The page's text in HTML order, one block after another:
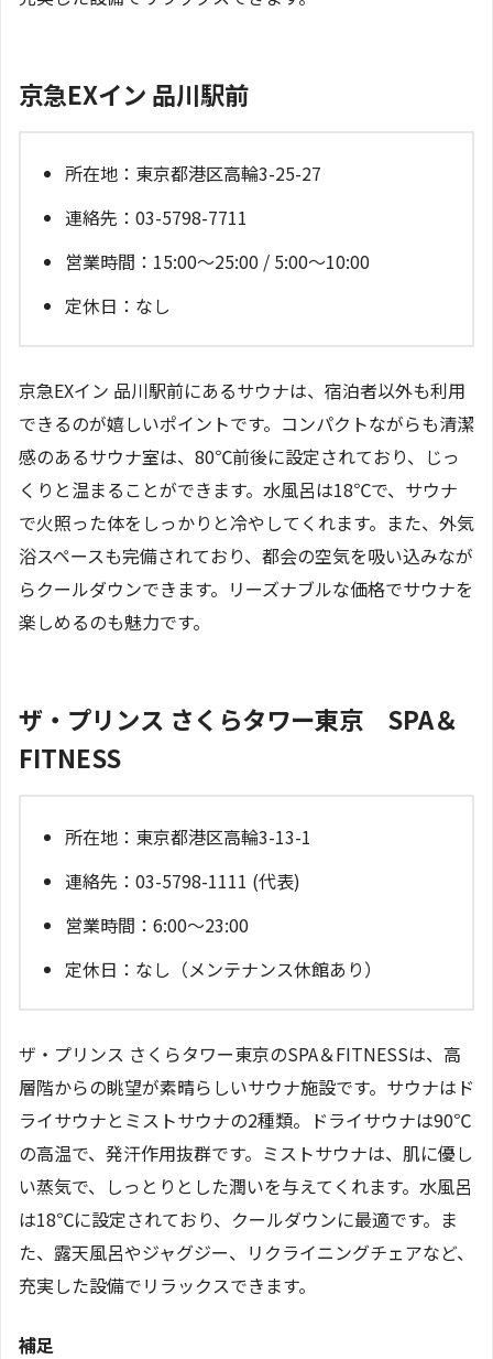
京急EXイン 品川駅前
所在地：東京都港区高輪3-25-27
連絡先：03-5798-7711
営業時間：15:00～25:00 / 5:00～10:00
定休日：なし
京急EXイン 品川駅前にあるサウナは、宿泊者以外も利用
できるのが嬉しいポイントです。コンパクトながらも清潔
感のあるサウナ室は、80℃前後に設定されており、じっ
くりと温まることができます。水風呂は18℃で、サウナ
で火照った体をしっかりと冷やしてくれます。また、外気
浴スペースも完備されており、都会の空気を吸い込みなが
らクールダウンできます。リーズナブルな価格でサウナを
楽しめるのも魅力です。
ザ・プリンス さくらタワー東京 SPA＆
FITNESS
所在地：東京都港区高輪3-13-1
連絡先：03-5798-1111 (代表)
営業時間：6:00～23:00
定休日：なし（メンテナンス休館あり）
ザ・プリンス さくらタワー東京のSPA＆FITNESSは、高
層階からの眺望が素晴らしいサウナ施設です。サウナはド
ライサウナとミストサウナの2種類。ドライサウナは90℃
の高温で、発汗作用抜群です。ミストサウナは、肌に優し
い蒸気で、しっとりとした潤いを与えてくれます。水風呂
は18℃に設定されており、クールダウンに最適です。ま
た、露天風呂やジャグジー、リクライニングチェアなど、
充実した設備でリラックスできます。
補足